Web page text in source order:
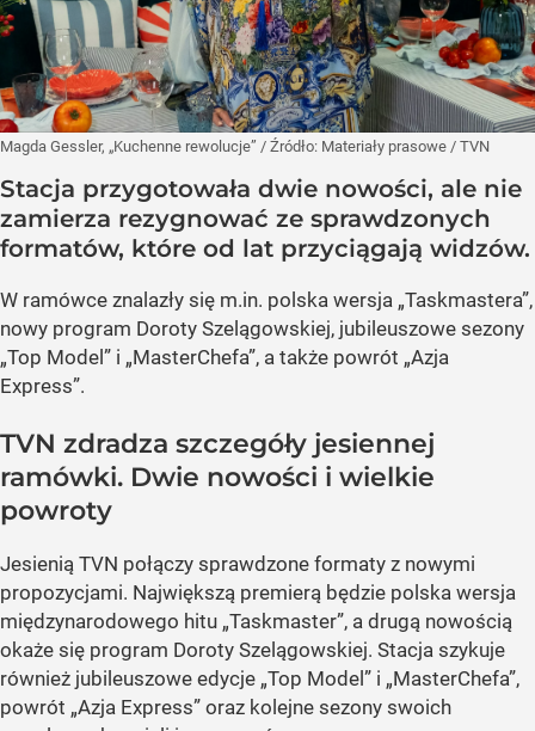
Magda Gessler, „Kuchenne rewolucje” / Źródło: Materiały prasowe / TVN
Stacja przygotowała dwie nowości, ale nie
zamierza rezygnować ze sprawdzonych
formatów, które od lat przyciągają widzów.
W ramówce znalazły się m.in. polska wersja „Taskmastera”,
nowy program Doroty Szelągowskiej, jubileuszowe sezony
„Top Model” i „MasterChefa”, a także powrót „Azja
Express”.
TVN zdradza szczegóły jesiennej
ramówki. Dwie nowości i wielkie
powroty
Jesienią TVN połączy sprawdzone formaty z nowymi
propozycjami. Największą premierą będzie polska wersja
międzynarodowego hitu „Taskmaster”, a drugą nowością
okaże się program Doroty Szelągowskiej. Stacja szykuje
również jubileuszowe edycje „Top Model” i „MasterChefa”,
powrót „Azja Express” oraz kolejne sezony swoich